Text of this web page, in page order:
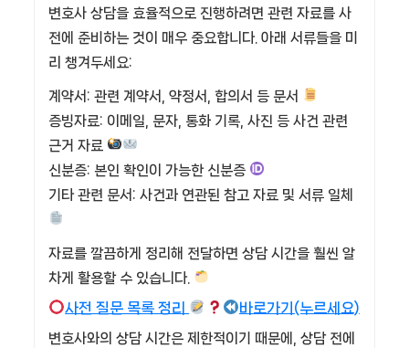
변호사 상담을 효율적으로 진행하려면 관련 자료를 사
전에 준비하는 것이 매우 중요합니다. 아래 서류들을 미
리 챙겨두세요:
계약서: 관련 계약서, 약정서, 합의서 등 문서
증빙자료: 이메일, 문자, 통화 기록, 사진 등 사건 관련
근거 자료
신분증: 본인 확인이 가능한 신분증
기타 관련 문서: 사건과 연관된 참고 자료 및 서류 일체
자료를 깔끔하게 정리해 전달하면 상담 시간을 훨씬 알
차게 활용할 수 있습니다.
사전 질문 목록 정리 바로가기(누르세요)
변호사와의 상담 시간은 제한적이기 때문에, 상담 전에